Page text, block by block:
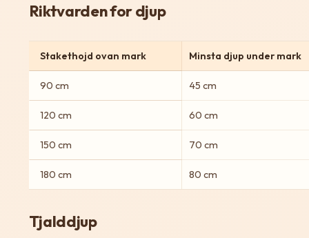
Riktvarden for djup
Stakethojd ovan mark Minsta djup under mark
90 cm 45 cm
120 cm 60 cm
150 cm 70 cm
180 cm 80 cm
Tjalddjup